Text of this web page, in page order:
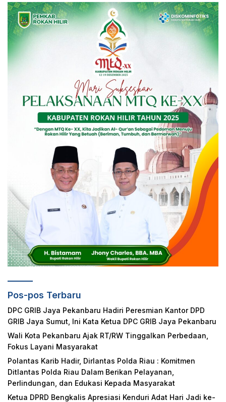
Pos-pos Terbaru
DPC GRIB Jaya Pekanbaru Hadiri Peresmian Kantor DPD
GRIB Jaya Sumut, Ini Kata Ketua DPC GRIB Jaya Pekanbaru
Wali Kota Pekanbaru Ajak RT/RW Tinggalkan Perbedaan,
Fokus Layani Masyarakat
Polantas Karib Hadir, Dirlantas Polda Riau : Komitmen
Ditlantas Polda Riau Dalam Berikan Pelayanan,
Perlindungan, dan Edukasi Kepada Masyarakat
Ketua DPRD Bengkalis Apresiasi Kenduri Adat Hari Jadi ke-